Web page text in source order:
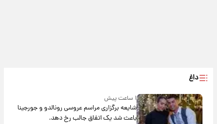
داغ
۱ ساعت پیش
شایعه برگزاری مراسم عروسی رونالدو و جورجینا
باعث شد یک اتفاق جالب رخ دهد.